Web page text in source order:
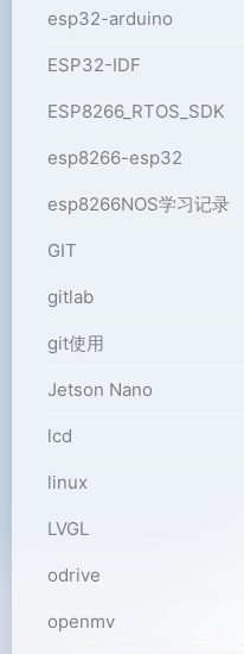
esp32-arduino
ESP32-IDF
ESP8266_RTOS_SDK
esp8266-esp32
esp8266NOS学习记录
GIT
gitlab
git使用
Jetson Nano
lcd
linux
LVGL
odrive
openmv